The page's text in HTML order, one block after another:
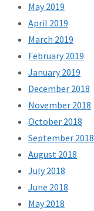
May 2019
April 2019
March 2019
February 2019
January 2019
December 2018
November 2018
October 2018
September 2018
August 2018
July 2018
June 2018
May 2018